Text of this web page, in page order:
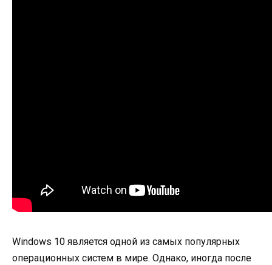
Windows 10 является одной из самых популярных
операционных систем в мире. Однако, иногда после